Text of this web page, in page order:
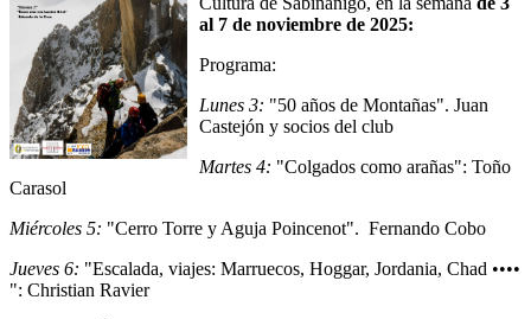
al 7 de noviembre de 2025:
Programa:
Lunes 3: "50 años de Montañas". Juan
Castejón y socios del club
Martes 4: "Colgados como arañas": Toño
Carasol
Miércoles 5: "Cerro Torre y Aguja Poincenot". Fernando Cobo
Jueves 6: "Escalada, viajes: Marruecos, Hoggar, Jordania, Chad ••••
": Christian Ravier